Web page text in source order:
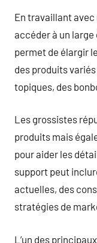
En travaillant
accéder à un large
permet de élargir
des produits
topiques, des
Les grossistes
produits mais
pour aider les
support peut
actuelles, des
stratégies de
L’un des